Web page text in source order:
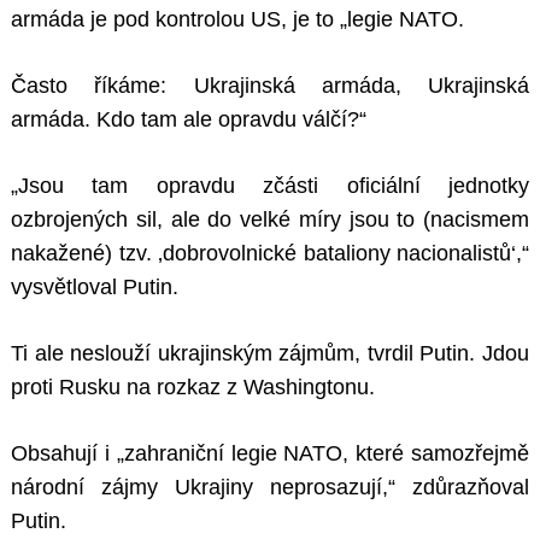
armáda je pod kontrolou US, je to „legie NATO.
Často říkáme: Ukrajinská armáda, Ukrajinská
armáda. Kdo tam ale opravdu válčí?“
„Jsou tam opravdu zčásti oficiální jednotky
ozbrojených sil, ale do velké míry jsou to (nacismem
nakažené) tzv. ‚dobrovolnické bataliony nacionalistů‘,“
vysvětloval Putin.
Ti ale neslouží ukrajinským zájmům, tvrdil Putin. Jdou
proti Rusku na rozkaz z Washingtonu.
Obsahují i „zahraniční legie NATO, které samozřejmě
národní zájmy Ukrajiny neprosazují,“ zdůrazňoval
Putin.